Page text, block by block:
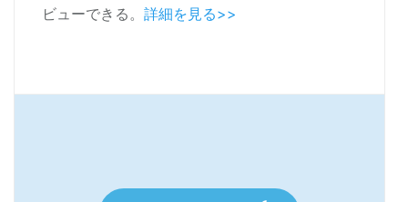
ビューできる。 詳細を見る>>